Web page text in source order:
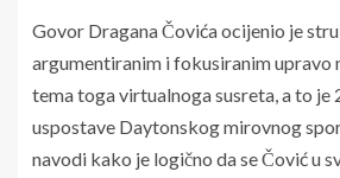
Govor Dragana Čovića ocijenio je
argumentiranim i fokusiranim upravo
tema toga virtualnoga susreta, a to je
uspostave Daytonskog mirovnog
navodi kako je logično da se Čović u